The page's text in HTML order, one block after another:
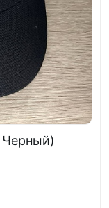
Черный)